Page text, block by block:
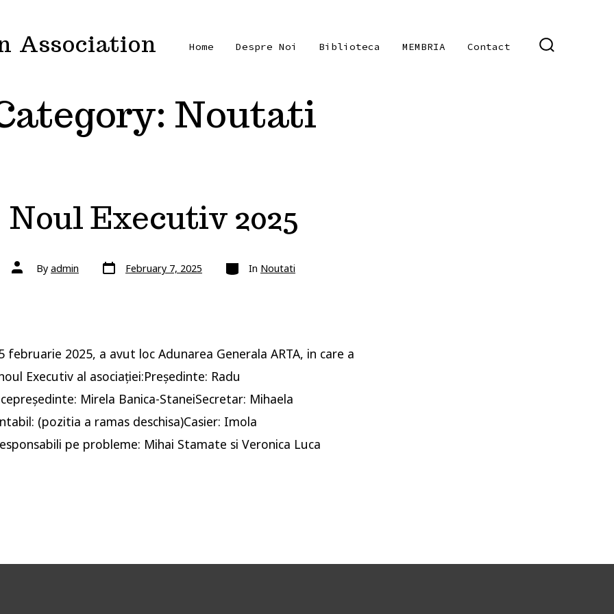
Association Home Despre Noi Biblioteca MEMBRIA Contact
Noutati
Noul Executiv 2025
Post
authorBy admin Post
date February 7, 2025 Categories
In Noutati
februarie 2025, a avut loc Adunarea Generala ARTA, in care a
Executiv al asociației:Președinte: Radu
Mirela Banica-StaneiSecretar: Mihaela
(pozitia a ramas deschisa)Casier: Imola
pe probleme: Mihai Stamate si Veronica Luca